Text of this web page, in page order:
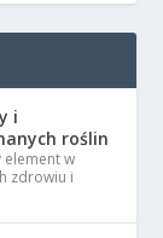
i
roślin
w
zdrowiu i